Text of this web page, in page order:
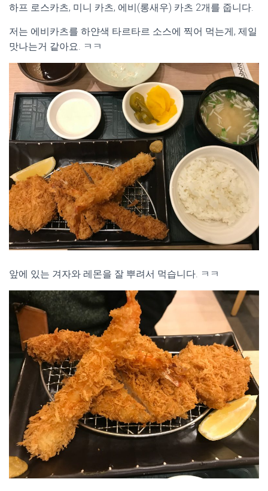
하프 로스카츠, 미니 카츠, 에비(롱새우) 카츠 2개를 줍니다.
저는 에비카츠를 하얀색 타르타르 소스에 찍어 먹는게, 제일
맛나는거 같아요. ㅋㅋ
앞에 있는 겨자와 레몬을 잘 뿌려서 먹습니다. ㅋㅋ